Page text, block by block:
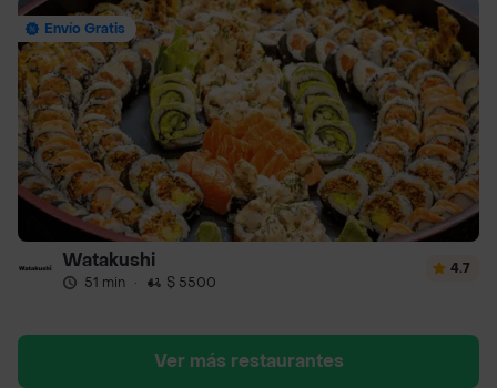
Envío Gratis
Watakushi
51 min · $ 5500
4.7
Ver más restaurantes